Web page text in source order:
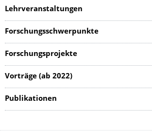
Lehrveranstaltungen
Forschungsschwerpunkte
Forschungsprojekte
Vorträge (ab 2022)
Publikationen